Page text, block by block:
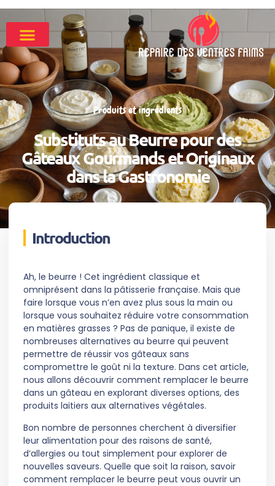
Produits et ingrédients
Substituts au Beurre pour des
Gâteaux Gourmands et Originaux
dans la Gastronomie
Introduction
Ah, le beurre ! Cet ingrédient classique et
omniprésent dans la pâtisserie française. Mais que
faire lorsque vous n’en avez plus sous la main ou
lorsque vous souhaitez réduire votre consommation
en matières grasses ? Pas de panique, il existe de
nombreuses alternatives au beurre qui peuvent
permettre de réussir vos gâteaux sans
compromettre le goût ni la texture. Dans cet article,
nous allons découvrir comment remplacer le beurre
dans un gâteau en explorant diverses options, des
produits laitiers aux alternatives végétales.
Bon nombre de personnes cherchent à diversifier
leur alimentation pour des raisons de santé,
d’allergies ou tout simplement pour explorer de
nouvelles saveurs. Quelle que soit la raison, savoir
comment remplacer le beurre peut vous ouvrir un